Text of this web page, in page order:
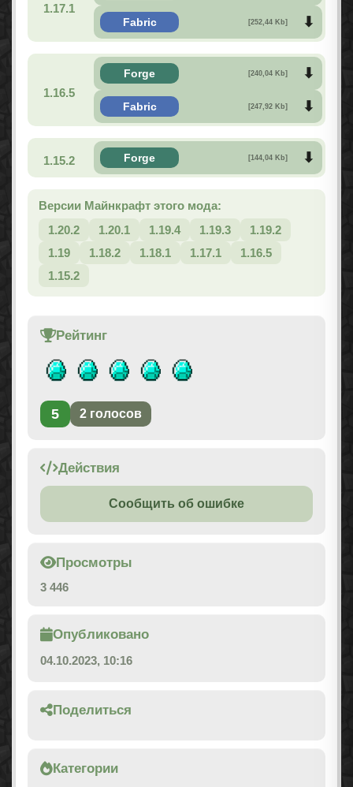
1.17.1
Fabric [252,44 Kb]
1.16.5
Forge [240,04 Kb]
Fabric [247,92 Kb]
1.15.2 Forge [144,04 Kb]
Версии Майнкрафт этого мода:
1.20.2
1.20.1 1.19.4 1.19.3
1.19.2
1.19
1.18.2 1.18.1 1.17.1
1.16.5
1.15.2
Рейтинг
5 2 голосов
Действия
Сообщить об ошибке
Просмотры
3 446
Опубликовано
04.10.2023, 10:16
Поделиться
Категории